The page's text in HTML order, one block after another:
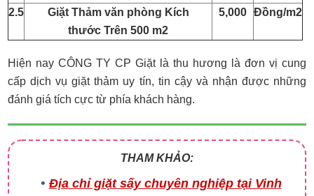
2.5
Giặt Thảm văn phòng Kích
thước Trên 500 m2
5,000 Đồng/m2
Hiện nay CÔNG TY CP Giặt là thu hương là đơn vị cung
cấp dịch vụ giặt thảm uy tín, tin cậy và nhận được những
đánh giá tích cực từ phía khách hàng.
THAM KHẢO:
Địa chỉ giặt sấy chuyên nghiệp tại Vinh